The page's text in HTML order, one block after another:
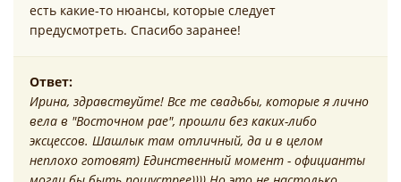
есть какие-то нюансы, которые следует
предусмотреть. Спасибо заранее!
Ответ:
Ирина, здравствуйте! Все те свадьбы, которые я лично
вела в "Восточном рае", прошли без каких-либо
эксцессов. Шашлык там отличный, да и в целом
неплохо готовят) Единственный момент - официанты